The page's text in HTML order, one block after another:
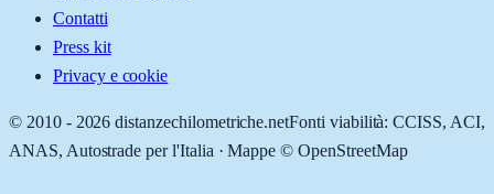
Contatti
Press kit
Privacy e cookie
© 2010 - 2026 distanzechilometriche.netFonti viabilità: CCISS, ACI,
ANAS, Autostrade per l'Italia · Mappe © OpenStreetMap